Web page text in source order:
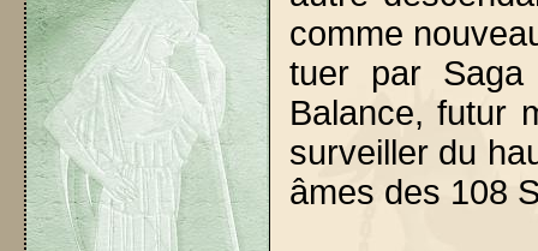
comme
tuer par
Balance, futur
surveiller du
âmes des 108